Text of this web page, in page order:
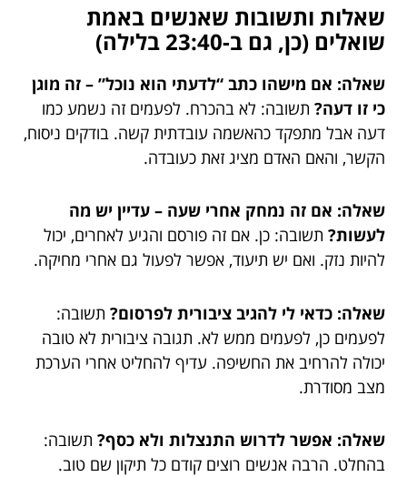
שאלות ותשובות שאנשים באמת
שואלים (כן, גם ב-23:40 בלילה)
שאלה: אם מישהו כתב “לדעתי הוא נוכל” – זה מוגן
כי זו דעה? תשובה: לא בהכרח. לפעמים זה נשמע כמו
דעה אבל מתפקד כהאשמה עובדתית קשה. בודקים ניסוח,
הקשר, והאם האדם מציג זאת כעובדה.
שאלה: אם זה נמחק אחרי שעה – עדיין יש מה
לעשות? תשובה: כן. אם זה פורסם והגיע לאחרים, יכול
להיות נזק. ואם יש תיעוד, אפשר לפעול גם אחרי מחיקה.
שאלה: כדאי לי להגיב ציבורית לפרסום? תשובה:
לפעמים כן, לפעמים ממש לא. תגובה ציבורית לא טובה
יכולה להרחיב את החשיפה. עדיף להחליט אחרי הערכת
מצב מסודרת.
שאלה: אפשר לדרוש התנצלות ולא כסף? תשובה:
בהחלט. הרבה אנשים רוצים קודם כל תיקון שם טוב.